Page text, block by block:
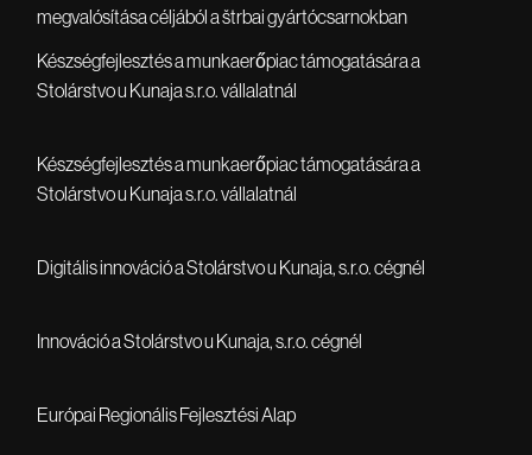
megvalósítása céljából a štrbai gyártócsarnokban
Készségfejlesztés a munkaerőpiac támogatására a
Stolárstvo u Kunaja s.r.o. vállalatnál
Készségfejlesztés a munkaerőpiac támogatására a
Stolárstvo u Kunaja s.r.o. vállalatnál
Digitális innováció a Stolárstvo u Kunaja, s.r.o. cégnél
Innováció a Stolárstvo u Kunaja, s.r.o. cégnél
Európai Regionális Fejlesztési Alap